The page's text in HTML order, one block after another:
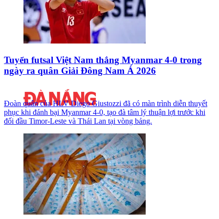
Tuyển futsal Việt Nam thắng Myanmar 4-0 trong
ngày ra quân Giải Đông Nam Á 2026
Đoàn quân của HLV Diego Giustozzi đã có màn trình diễn thuyết
phục khi đánh bại Myanmar 4-0, tạo đà tâm lý thuận lợi trước khi
đối đầu Timor-Leste và Thái Lan tại vòng bảng.